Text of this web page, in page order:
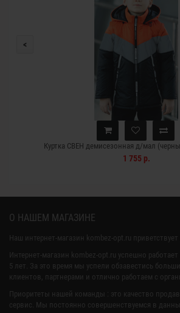
Куртка СВЕН демисезонная д/мал
1 755 р.
<
О НАШЕМ МАГАЗИНЕ
Наш интернет-магазин kombez-opt.ru приветствует
Интернет-магазин kombez-opt.ru успешно
5 лет. За это время мы успели обзавестись
клиентов, партнерами и отлично работаем с
Приоритеты нашей команды : это качество
сервис. Мы постоянно совершенствуемся в